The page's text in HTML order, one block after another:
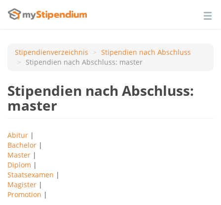
Stipendienverzeichnis
Stipendien nach Аbschluss
Stipendien nach Abschluss: master
Stipendien nach Abschluss:
master
Abitur |
Bachelor |
Master |
Diplom |
Staatsexamen |
Magister |
Promotion |